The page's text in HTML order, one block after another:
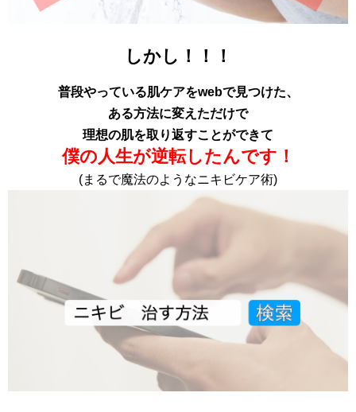
しかし！！！
普段やっている肌ケアをwebで見つけた、
ある方法に変えただけで
理想の肌を取り返すことができて
僕の人生が逆転したんです！
(まるで魔法のようなニキビケア術)